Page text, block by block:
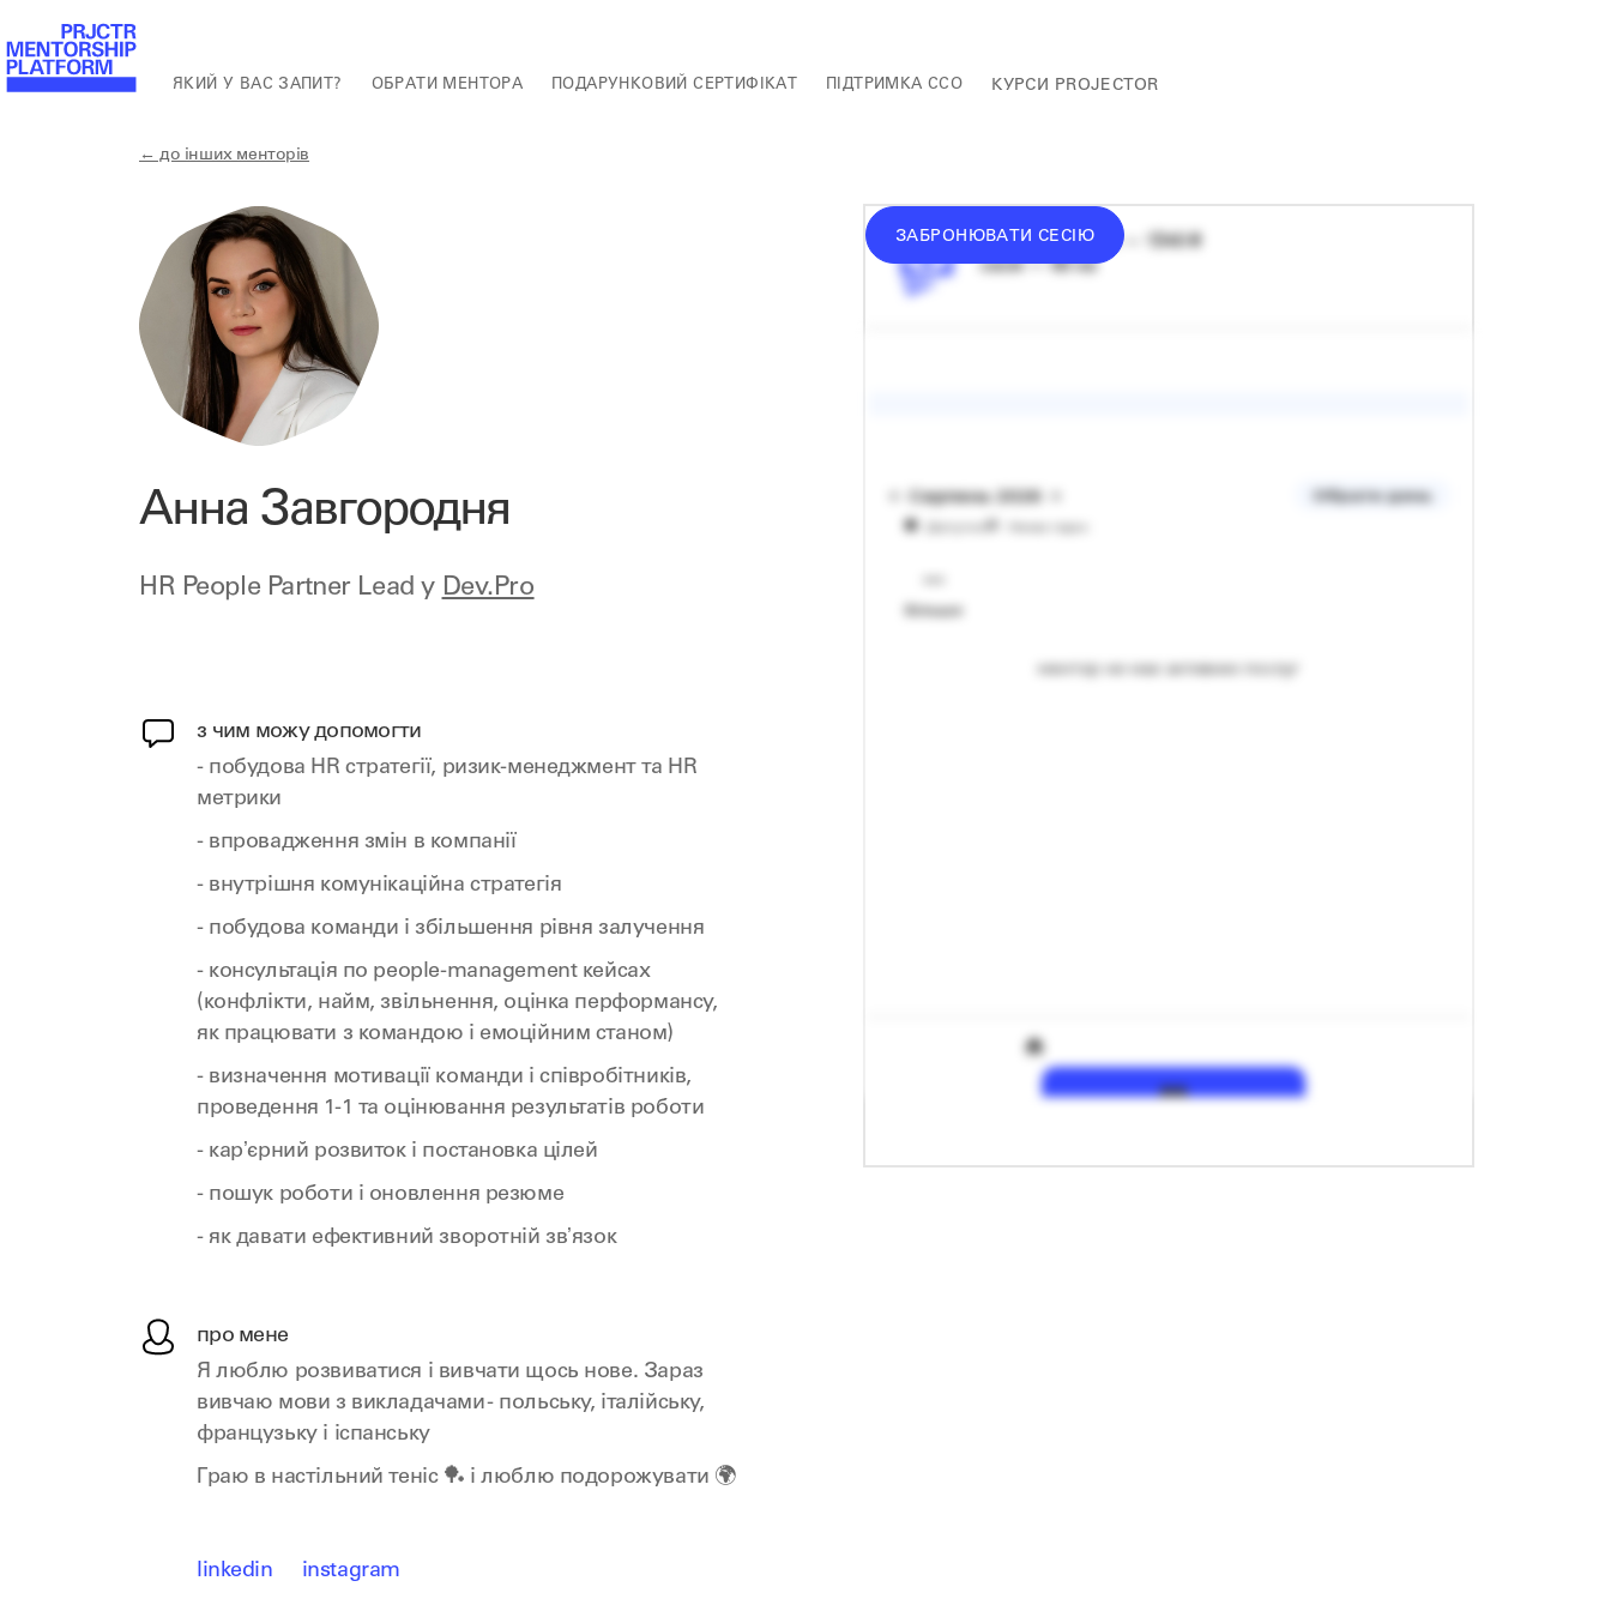
ЯКИЙ У ВАС ЗАПИТ? ОБРАТИ МЕНТОРА ПОДАРУНКОВИЙ СЕРТИФІКАТ ПІДТРИМКА ССО КУРСИ PROJECTOR
← до інших менторів
Анна Завгородня
HR People Partner Lead у Dev.Pro
з чим можу допомогти
- побудова HR стратегії, ризик-менеджмент та HR
метрики
- впровадження змін в компанії
- внутрішня комунікаційна стратегія
- побудова команди і збільшення рівня залучення
- консультація по people-management кейсах
(конфлікти, найм, звільнення, оцінка перформансу,
як працювати з командою і емоційним станом)
- визначення мотивації команди і співробітників,
проведення 1-1 та оцінювання результатів роботи
- карʼєрний розвиток і постановка цілей
- пошук роботи і оновлення резюме
- як давати ефективний зворотній звʼязок
про мене
Я люблю розвиватися і вивчати щось нове. Зараз
вивчаю мови з викладачами - польську, італійську,
французьку і іспанську
Граю в настільний теніс 🏓 і люблю подорожувати 🌍
linkedin instagram
ЗАБРОНЮВАТИ СЕСІЮ
середній донат — 1340 ₴
сесія — 60 хв